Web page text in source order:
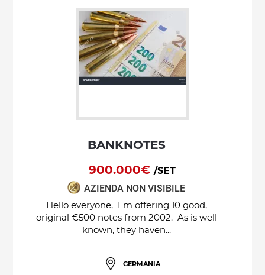
BANKNOTES
900.000€/SET
AZIENDA NON VISIBILE
Hello everyone, I m offering 10 good,
original €500 notes from 2002. As is well
known, they haven...
GERMANIA